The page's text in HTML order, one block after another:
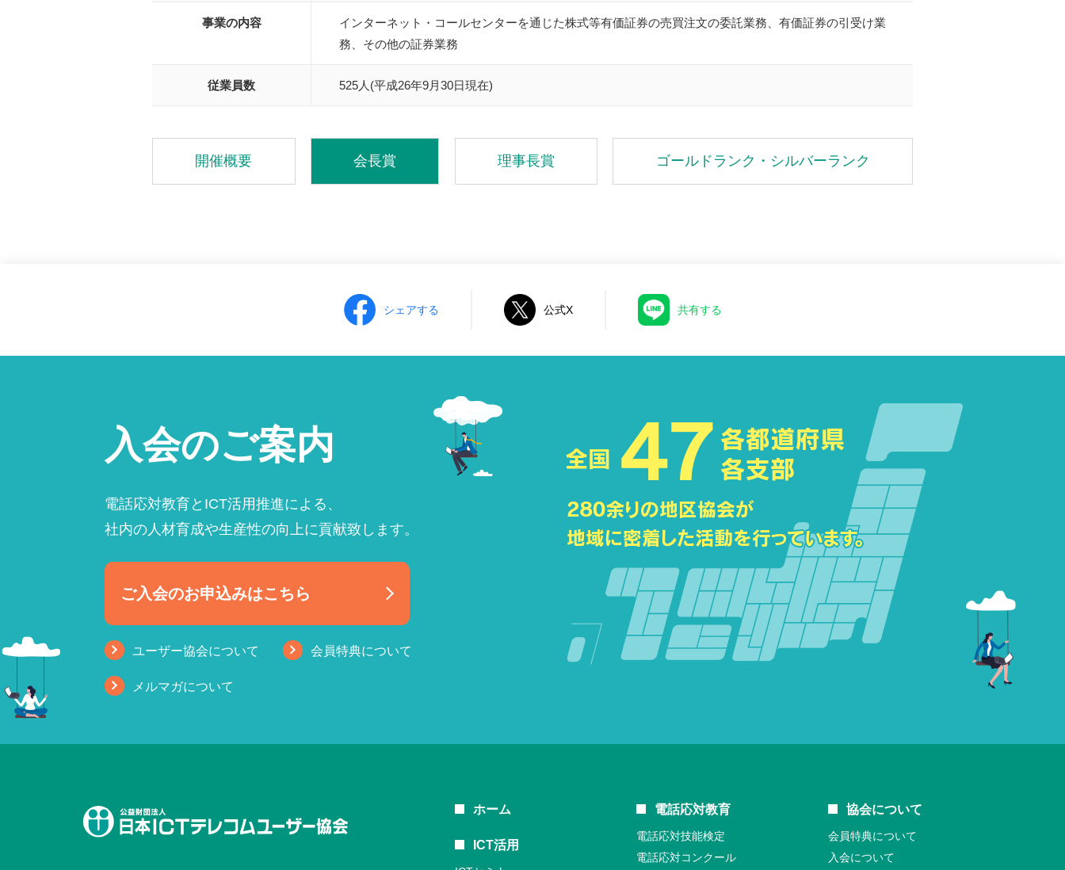
事業の内容
インターネット・コールセンターを通じた株式等有価証券の売買注文の委託業務、有価証券の引受け業
務、その他の証券業務
従業員数 525人(平成26年9月30日現在)
開催概要 会長賞 理事長賞 ゴールドランク・シルバーランク
シェアする 公式X 共有する
入会のご案内
電話応対教育とICT活用推進による、
社内の人材育成や生産性の向上に貢献致します。
ご入会のお申込みはこちら
ユーザー協会について 会員特典について
メルマガについて
ホーム
ICT活用
電話応対教育
電話応対技能検定
電話応対コンクール
協会について
会員特典について
入会について